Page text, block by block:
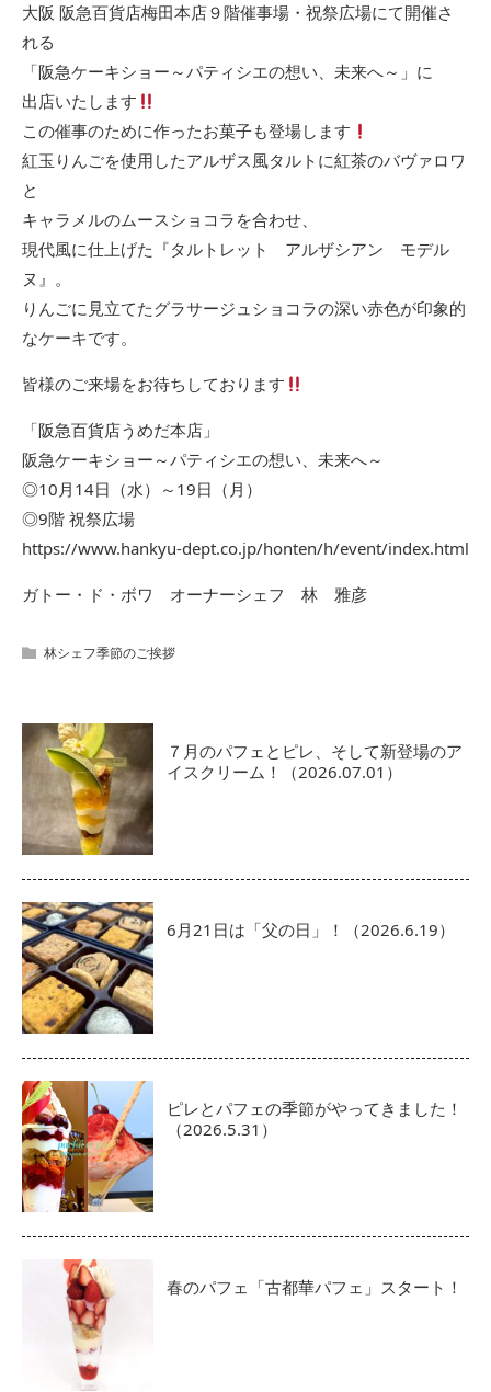
大阪 阪急百貨店梅田本店９階催事場・祝祭広場にて開催さ
れる
「阪急ケーキショー～パティシエの想い、未来へ～」に
出店いたします
この催事のために作ったお菓子も登場します
紅玉りんごを使用したアルザス風タルトに紅茶のバヴァロワ
と
キャラメルのムースショコラを合わせ、
現代風に仕上げた『タルトレット アルザシアン モデル
ヌ』。
りんごに見立てたグラサージュショコラの深い赤色が印象的
なケーキです。
皆様のご来場をお待ちしております
「阪急百貨店うめだ本店」
阪急ケーキショー～パティシエの想い、未来へ～
◎10月14日（水）～19日（月）
◎9階 祝祭広場
https://www.hankyu-dept.co.jp/honten/h/event/index.html
ガトー・ド・ボワ オーナーシェフ 林 雅彦
林シェフ季節のご挨拶
７月のパフェとピレ、そして新登場のア
イスクリーム！（2026.07.01）
6月21日は「父の日」！（2026.6.19）
ピレとパフェの季節がやってきました！
（2026.5.31）
春のパフェ「古都華パフェ」スタート！